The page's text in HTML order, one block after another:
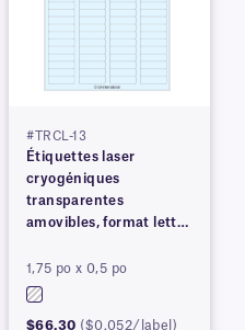
#TRCL-13
Étiquettes laser
cryogéniques
transparentes
amovibles, format lettre
1,75 po x 0,5 po
$66.30 ($0.052/label)